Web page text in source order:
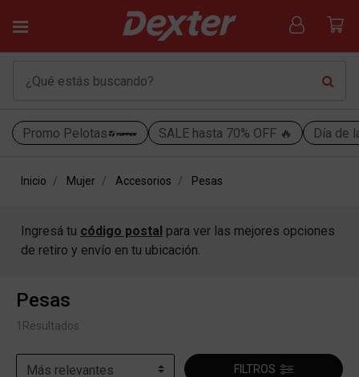
Promo Pelotas SALE hasta 70% OFF 🔥 Día de
Inicio Mujer Accesorios Pesas
Ingresá tu código postal para ver las mejores opciones
de retiro y envío en tu ubicación.
Pesas
1 Resultados
FILTROS